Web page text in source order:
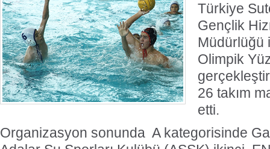
Türkiye
Gençlik
Müdürlüğü
Olimpik
26 takım
etti.
Organizasyon sonunda A kategorisinde